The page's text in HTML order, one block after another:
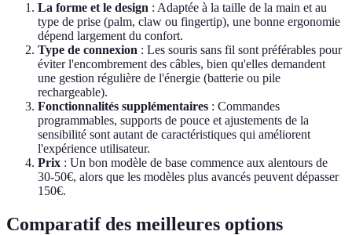
La forme et le design : Adaptée à la taille de la main et au
type de prise (palm, claw ou fingertip), une bonne ergonomie
dépend largement du confort.
Type de connexion : Les souris sans fil sont préférables pour
éviter l'encombrement des câbles, bien qu'elles demandent
une gestion régulière de l'énergie (batterie ou pile
rechargeable).
Fonctionnalités supplémentaires : Commandes
programmables, supports de pouce et ajustements de la
sensibilité sont autant de caractéristiques qui améliorent
l'expérience utilisateur.
Prix : Un bon modèle de base commence aux alentours de
30-50€, alors que les modèles plus avancés peuvent dépasser
150€.
Comparatif des meilleures options